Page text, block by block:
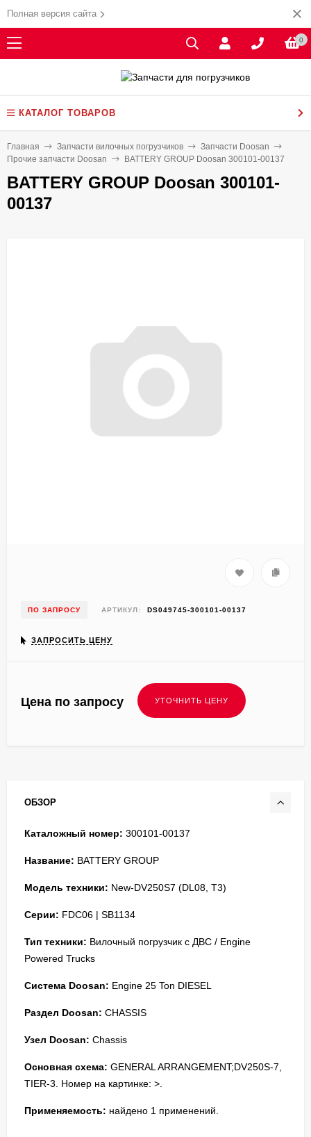
Полная версия сайта
0
КАТАЛОГ ТОВАРОВ
Главная Запчасти вилочных погрузчиков
Запчасти Doosan
Прочие запчасти Doosan
BATTERY GROUP Doosan 300101-00137
BATTERY GROUP Doosan 300101-
00137
ПО ЗАПРОСУ АРТИКУЛ: DS049745-300101-00137
ЗАПРОСИТЬ ЦЕНУ
Цена по запросу
ОБЗОР
Каталожный номер: 300101-00137
Название: BATTERY GROUP
Модель техники: New-DV250S7 (DL08, T3)
Серии: FDC06 | SB1134
Тип техники: Вилочный погрузчик с ДВС / Engine
Powered Trucks
Система Doosan: Engine 25 Ton DIESEL
Раздел Doosan: CHASSIS
Узел Doosan: Chassis
Основная схема: GENERAL ARRANGEMENT;DV250S-7,
TIER-3. Номер на картинке: >.
Применяемость: найдено 1 применений.